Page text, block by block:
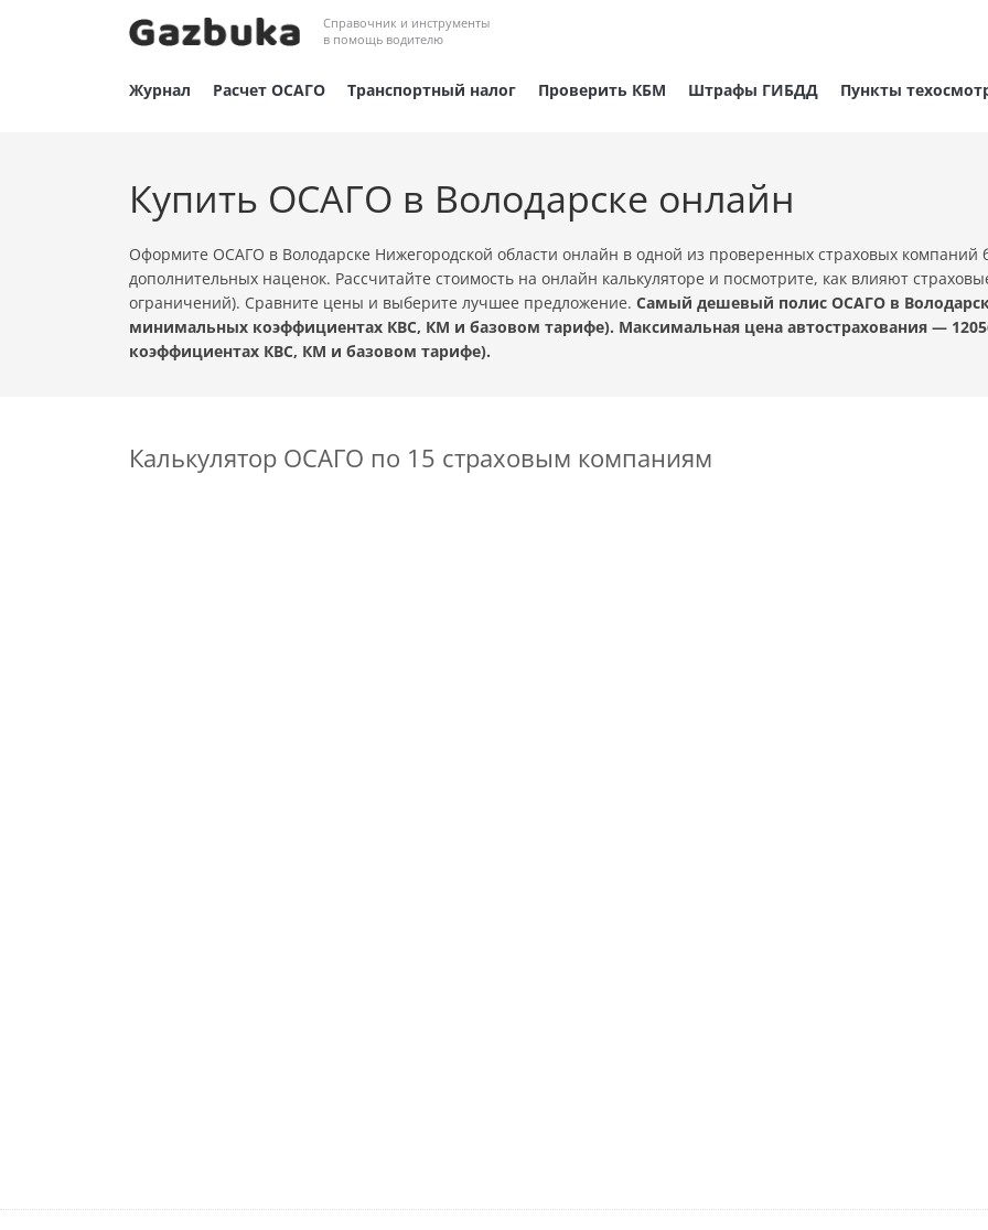
Справочник и инструменты
в помощь водителю
Журнал Расчет ОСАГО Транспортный налог Проверить КБМ Штрафы ГИБДД Пункты
Купить ОСАГО в Володарске онлайн
Оформите ОСАГО в Володарске Нижегородской области онлайн в одной из проверенных страховых
дополнительных наценок. Рассчитайте стоимость на онлайн калькуляторе и посмотрите, как влияют
ограничений). Сравните цены и выберите лучшее предложение. Самый дешевый полис ОСАГО в
минимальных коэффициентах КВС, КМ и базовом тарифе). Максимальная цена автострахования —
коэффициентах КВС, КМ и базовом тарифе).
Калькулятор ОСАГО по 15 страховым компаниям